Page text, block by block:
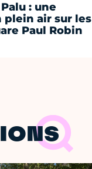
: une
plein air sur les
Paul Robin